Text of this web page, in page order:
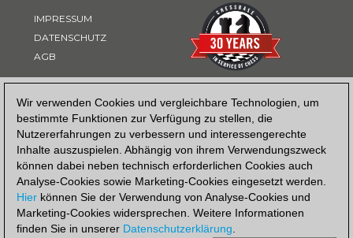
Wir verwenden Cookies und vergleichbare Technologien, um
bestimmte Funktionen zur Verfügung zu stellen, die
Nutzererfahrungen zu verbessern und interessengerechte
Inhalte auszuspielen. Abhängig von ihrem Verwendungszweck
können dabei neben technisch erforderlichen Cookies auch
Analyse-Cookies sowie Marketing-Cookies eingesetzt werden.
Hier können Sie der Verwendung von Analyse-Cookies und
Marketing-Cookies widersprechen. Weitere Informationen
finden Sie in unserer Datenschutzerklärung.
IMPRESSUM
DATENSCHUTZ
AGB
ZAHLUNGSART